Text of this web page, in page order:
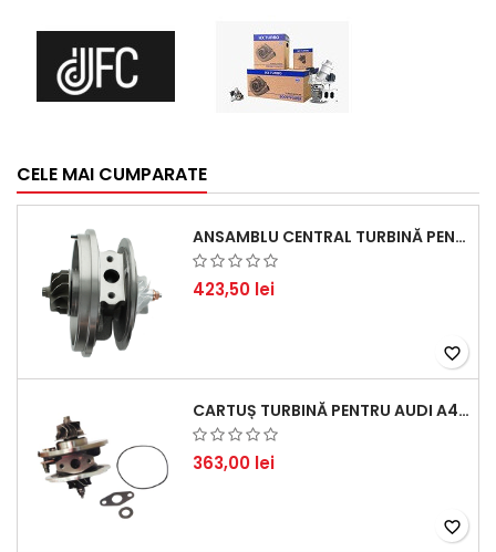
CELE MAI CUMPARATE
ANSAMBLU CENTRAL TURBINĂ PENTRU BMW SERIA 3, SERIA 5 ȘI X3 - PERFORMANȚĂ ȘI FIABILITATE
423,50 lei
favorite_border
CARTUȘ TURBINĂ PENTRU AUDI A4, A6, SKODA SUPERB ȘI VW PASSAT, MOTOR DIESEL 1.9 TDI
363,00 lei
favorite_border